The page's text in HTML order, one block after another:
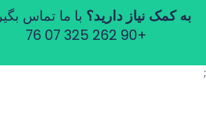
به کمک نیاز دارید؟ با ما تماس
+90 262 325 07 76
;